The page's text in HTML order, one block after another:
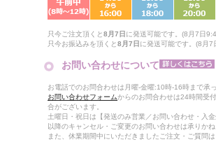
只今ご注文頂くと8月7日 に発送可能です。(8月7日
只今お振込みを頂くと8月7日 に発送可能です。(8月7
お問い合わせについて
お電話でのお問合わせは月曜-金曜:10時-16時まで承
お問い合わせフォームからのお問合わせは24時間受
合がございます。
土曜日・祝日は【発送のみ営業／お問い合わせ・
以降のキャンセル・ご変更のお問い合わせは承りか
また、休業期間中にいただきましたご注文・ご質問